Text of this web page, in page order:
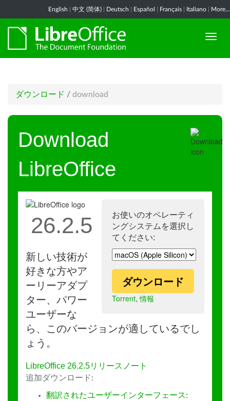
English 中文 (简体) Deutsch Español Français Italiano More...
ダウンロード / download
Download
LibreOffice
お使いのオペレーティ
ングシステムを選択し
てください:
ダウンロード
Torrent,情報
26.2.5
新しい技術が
好きな方やア
ーリーアダプ
ター、パワー
ユーザーな
ら、このバージョンが適しているでし
ょう。
LibreOffice 26.2.5リリースノート
追加ダウンロード:
翻訳されたユーザーインターフェース: